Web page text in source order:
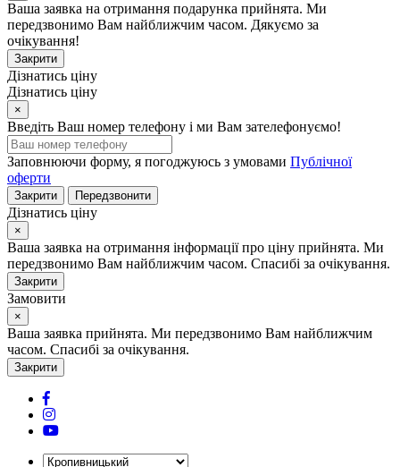
Ваша заявка на отримання подарунка прийнята. Ми
передзвонимо Вам найближчим часом. Дякуємо за
очікування!
Закрити
Дізнатись ціну
Дізнатись ціну
×
Введіть Ваш номер телефону і ми Вам зателефонуємо!
Заповнюючи форму, я погоджуюсь з умовами Публічної
оферти
Закрити Передзвонити
Дізнатись ціну
×
Ваша заявка на отримання інформації про ціну прийнята. Ми
передзвонимо Вам найближчим часом. Спасибі за очікування.
Закрити
Замовити
×
Ваша заявка прийнята. Ми передзвонимо Вам найближчим
часом. Спасибі за очікування.
Закрити